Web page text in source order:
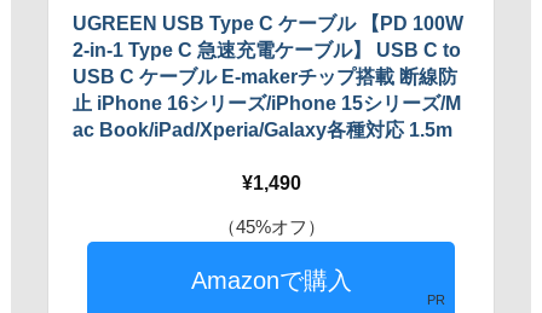
UGREEN USB Type C ケーブル 【PD 100W
2-in-1 Type C 急速充電ケーブル】 USB C to
USB C ケーブル E-makerチップ搭載 断線防
止 iPhone 16シリーズ/iPhone 15シリーズ/M
ac Book/iPad/Xperia/Galaxy各種対応 1.5m
1,490
（45%オフ）
PR